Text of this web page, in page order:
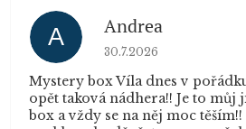
A Andrea
Hodnocení obchodu
30.7.2026
Mystery box Víla dnes v
opět taková nádhera!! Je to můj
box a vždy se na něj moc